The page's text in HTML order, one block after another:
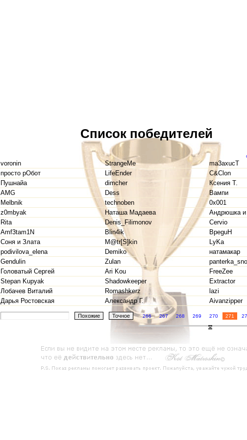
Список победителей
voronin StrangeMe
ma3axucT
просто рОбот
LifeEnder
C&Clon
Пушнайа
dimcher
Ксения Т.
AMG
Dess
Вампи
Melbnik
technoben
0x001
z0mbyak
Наташа Мадаева
Андрюшка
Rita
Denis_Filimonov
Cervio
Amf3tam1N
Blin4ik
BpeguH
Соня и Злата
M@tr[S]kin
LyKa
podivilova_elena
Demiko
натамакар
Gendulin
Zulan
Головатый Сергей
Ari Kou
FreeZee
Stepan Kupyak
Shadowkeeper
Extractor
Лобачев Виталий
Romashkerz
lazi
Дарья Ростовская
Александр Г. Aivanzipper
266 267 268 269 270 271